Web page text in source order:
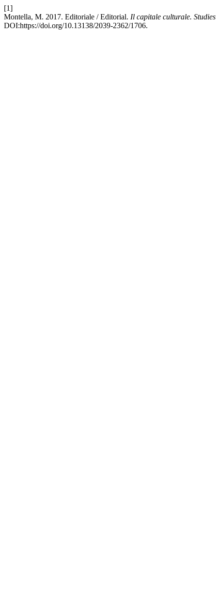
[1]
Montella, M. 2017. Editoriale / Editorial. Il capitale culturale.
DOI:https://doi.org/10.13138/2039-2362/1706.